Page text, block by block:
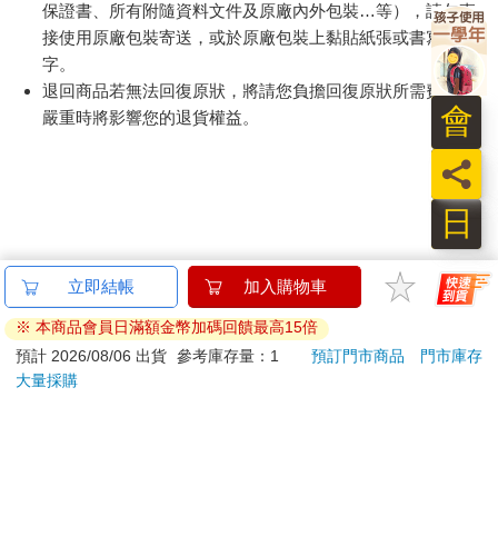
保證書、所有附隨資料文件及原廠內外包裝…等），請勿直
接使用原廠包裝寄送，或於原廠包裝上黏貼紙張或書寫文
字。
退回商品若無法回復原狀，將請您負擔回復原狀所需費用，
嚴重時將影響您的退貨權益。
立即結帳 加入購物車
※ 本商品會員日滿額金幣加碼回饋最高15倍
預計 2026/08/06 出貨 參考庫存量：1 預訂門市商品
門市庫存
大量採購
日
員
會